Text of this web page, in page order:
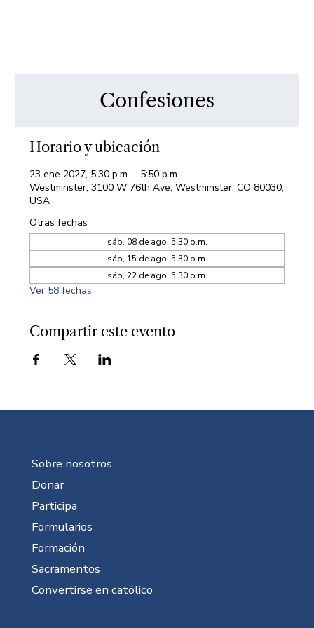
Confesiones
Horario y ubicación
23 ene 2027, 5:30 p.m. – 5:50 p.m.
Westminster, 3100 W 76th Ave, Westminster, CO 80030,
USA
Otras fechas
sáb, 08 de ago, 5:30 p.m.
sáb, 15 de ago, 5:30 p.m.
sáb, 22 de ago, 5:30 p.m.
Ver 58 fechas
Compartir este evento
Sobre nosotros
Donar
Participa
Formularios
Formación
Sacramentos
Convertirse en católico